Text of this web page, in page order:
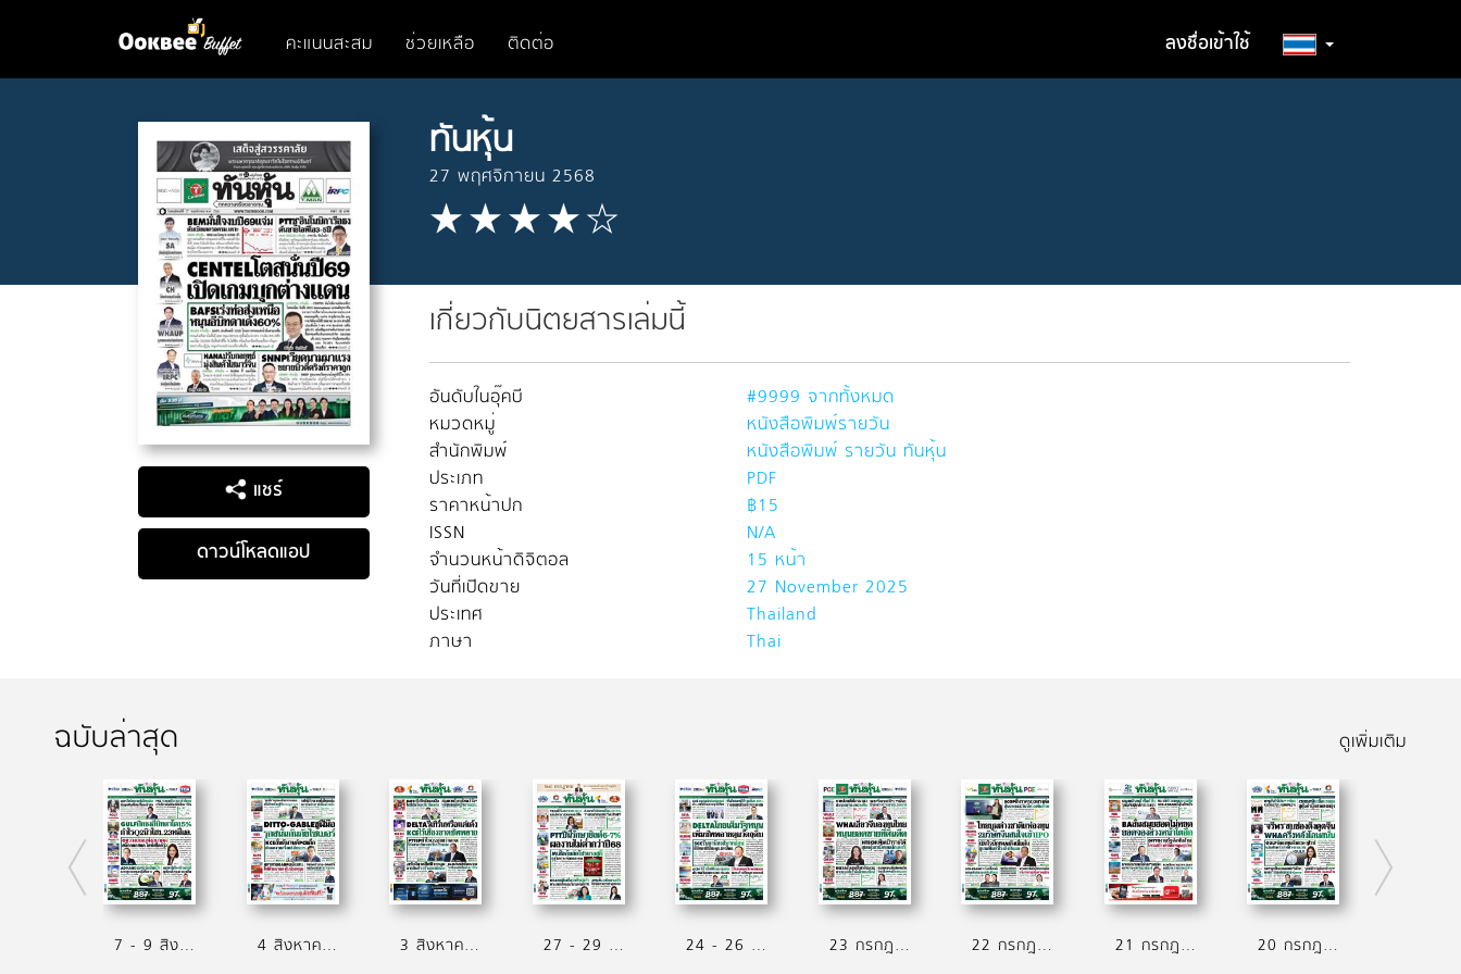
คะแนนสะสม ช่วยเหลือ ติดต่อ ลงชื่อเข้าใช้
แชร์
ดาวน์โหลดแอป
ทันหุ้น
27 พฤศจิกายน 2568
เกี่ยวกับนิตยสารเล่มนี้
อันดับในอุ๊คบี
#9999 จากทั้งหมด
หมวดหมู่
หนังสือพิมพ์รายวัน
สำนักพิมพ์
หนังสือพิมพ์ รายวัน ทันหุ้น
ประเภท
PDF
ราคาหน้าปก
฿15
ISSN
N/A
จำนวนหน้าดิจิตอล
15 หน้า
วันที่เปิดขาย
27 November 2025
ประเทศ
Thailand
ภาษา
Thai
ฉบับล่าสุด ดูเพิ่มเติม
7 - 9 สิงหาคม 2569 4 สิงหาคม 2569 3 สิงหาคม 2569 27 - 29 กรกฎาคม 2569 24 - 26 กรกฎาคม 2569 23 กรกฎาคม 2569 22 กรกฎาคม 2569 21 กรกฎาคม 2569 20 กรกฎาคม 2569